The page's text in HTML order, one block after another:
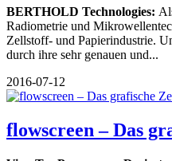
BERTHOLD Technologies:
Radiometrie und
Zellstoff- und Papierindustrie.
durch ihre sehr genauen und...
2016-07-12
flowscreen – Das